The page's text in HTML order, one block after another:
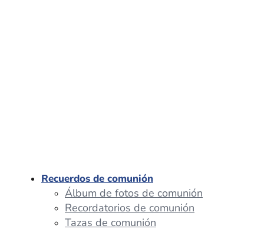
Recuerdos de comunión
Álbum de fotos de comunión
Recordatorios de comunión
Tazas de comunión